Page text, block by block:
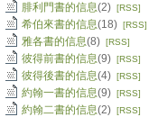
腓利門書的信息(2) [RSS]
希伯來書的信息(18) [RSS]
雅各書的信息(8) [RSS]
彼得前書的信息(9) [RSS]
彼得後書的信息(4) [RSS]
約翰一書的信息(9) [RSS]
約翰二書的信息(2) [RSS]